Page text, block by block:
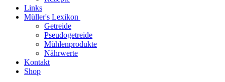
Links
Müller's Lexikon
Getreide
Pseudogetreide
Mühlenprodukte
Nährwerte
Kontakt
Shop